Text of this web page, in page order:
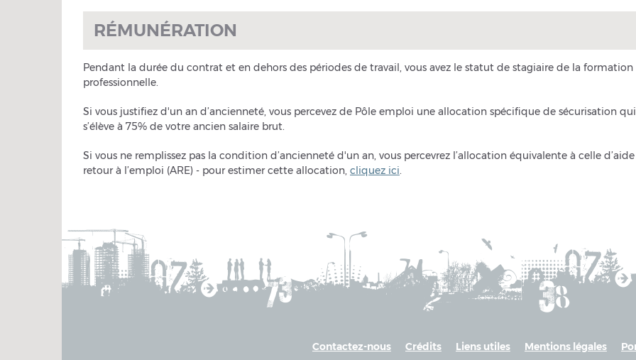
RÉMUNÉRATION
Pendant la durée du contrat et en dehors des périodes de travail, vous avez le statut de stagiaire de la formation
professionnelle.
Si vous justifiez d'un an d’ancienneté, vous percevez de Pôle emploi une allocation spécifique de sécurisation qui
s’élève à 75% de votre ancien salaire brut.
Si vous ne remplissez pas la condition d’ancienneté d'un an, vous percevrez l’allocation équivalente à celle
retour à l’emploi (ARE) - pour estimer cette allocation, cliquez ici
Contactez-nous Crédits Liens utiles Mentions légales